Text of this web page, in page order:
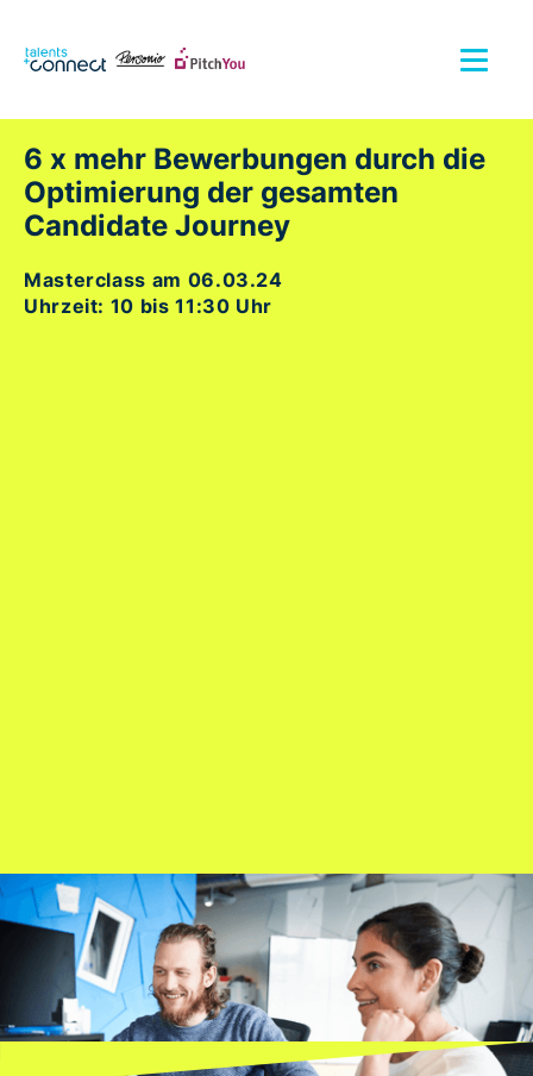
6 x mehr Bewerbungen durch die
Optimierung der gesamten
Candidate Journey
Masterclass am 06.03.24
Uhrzeit: 10 bis 11:30 Uhr